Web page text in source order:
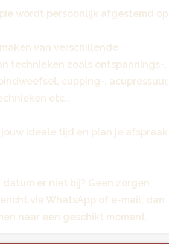
wordt persoonlijk afgestemd op
van verschillende
technieken zoals ontspannings-,
cupping-, acupressuur,
etc..
ideale tijd en plan je afspraak
er niet bij? Geen zorgen,
via WhatsApp of e-mail, dan
naar een geschikt moment.